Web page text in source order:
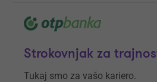
Strokovnjak za
Tukaj smo za vašo kariero.